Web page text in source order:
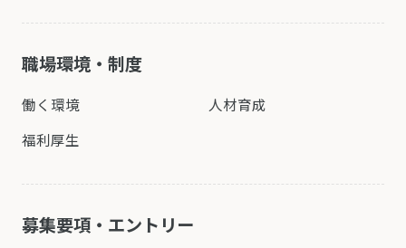
職場環境・制度
働く環境
人材育成
福利厚生
募集要項・エントリー